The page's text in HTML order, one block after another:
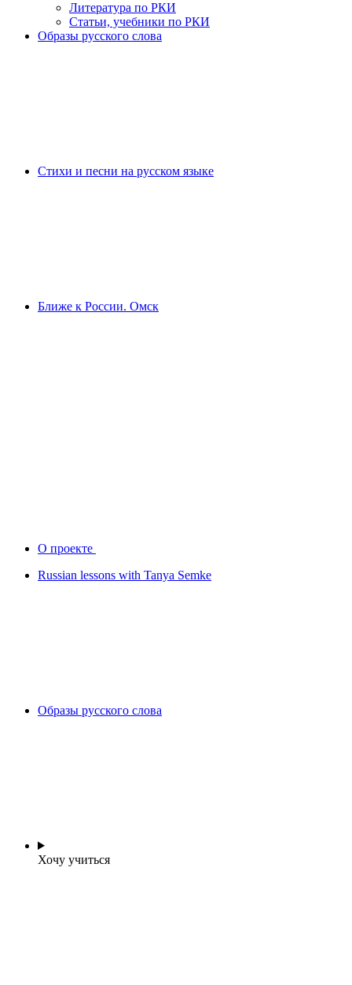
Литература по РКИ
Статьи, учебники по РКИ
Образы русского слова
Стихи и песни на русском языке
Ближе к России. Омск
О проекте
Russian lessons with Tanya Semke
Образы русского слова
Хочу учиться